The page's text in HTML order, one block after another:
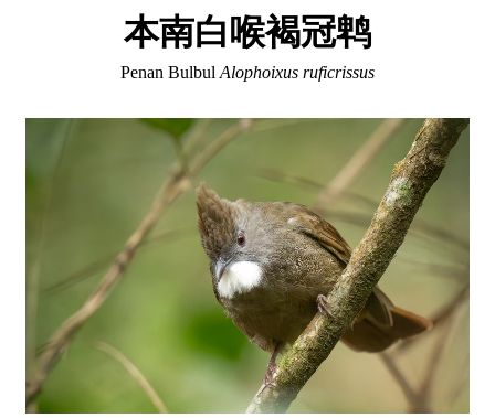
本南白喉褐冠鹎
Penan Bulbul Alophoixus ruficrissus